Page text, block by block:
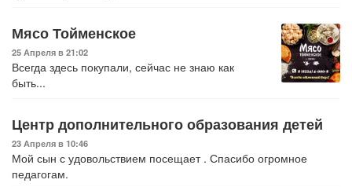
Мясо Тойменское
25 Апреля в 21:02
Всегда здесь покупали, сейчас не знаю как
быть...
Центр дополнительного образования детей
23 Апреля в 10:46
Мой сын с удовольствием посещает . Спасибо огромное
педагогам.